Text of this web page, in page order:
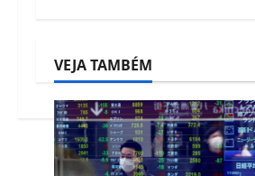
v
i
g
VEJA TAMBÉM